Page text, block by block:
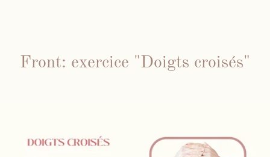
Front: exercice "Doigts croisés"